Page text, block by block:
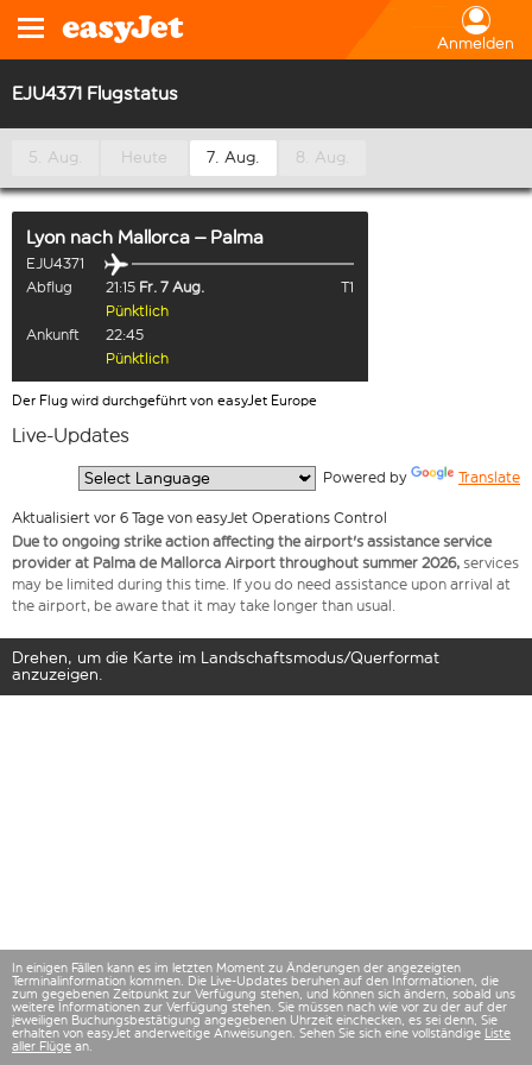
Anmelden
EJU4371 Flugstatus
5. Aug. Heute 7. Aug. 8. Aug.
Lyon nach Mallorca – Palma
EJU4371
Abflug
21:15 Fr. 7 Aug.
T1
Pünktlich
Ankunft
22:45
Pünktlich
Der Flug wird durchgeführt von easyJet Europe
Live-Updates
Powered by Translate
Aktualisiert vor 6 Tage von easyJet Operations Control
Due to ongoing strike action affecting the airport's assistance service
provider at Palma de Mallorca Airport throughout summer 2026, services
may be limited during this time. If you do need assistance upon arrival at
the airport, be aware that it may take longer than usual.
Drehen, um die Karte im Landschaftsmodus/Querformat
anzuzeigen.
In einigen Fällen kann es im letzten Moment zu Änderungen der angezeigten
Terminalinformation kommen. Die Live-Updates beruhen auf den Informationen, die
zum gegebenen Zeitpunkt zur Verfügung stehen, und können sich ändern, sobald uns
weitere Informationen zur Verfügung stehen. Sie müssen nach wie vor zu der auf der
jeweiligen Buchungsbestätigung angegebenen Uhrzeit einchecken, es sei denn, Sie
erhalten von easyJet anderweitige Anweisungen. Sehen Sie sich eine vollständige Liste
aller Flüge an.